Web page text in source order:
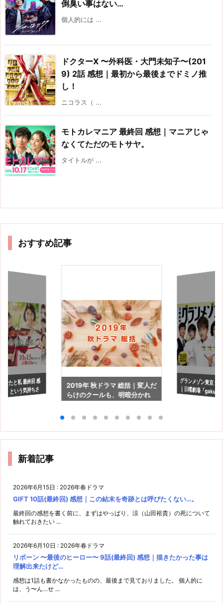
倒臭い事はない…
個人的には ...
ドクターX 〜外科医・大門未知子〜(201
9) 2話 感想｜最初から最後までドミノ推
し！
ニコラス（ ...
モトカレマニア 最終回 感想｜マニアじゃ
なくてただのモトサヤ。
タイトルが ...
おすすめ記事
なたと私 最終回 感
」という気持ちさ
に進める。
2019年 秋ドラマ 総括｜変人だ
らけのクールも、明暗分かれ
グランメゾン東京 最
｜日曜劇場「gaku
い！
新着記事
2026年6月15日 : 2026年春ドラマ
GIFT 10話(最終回) 感想｜この結末を奇跡とは呼びたくない…。
最終回の感想を書く前に、まずはやっぱり、涼（山田裕貴）の死について
触れておきたい ...
2026年6月10日 : 2026年春ドラマ
リボーン 〜最後のヒーロー〜 9話(最終回) 感想｜描きたかった事は
理解出来たけど…
感想は1話も書かなかったものの、最後まで見ておりました。 個人的に
は、う〜ん…せ ...